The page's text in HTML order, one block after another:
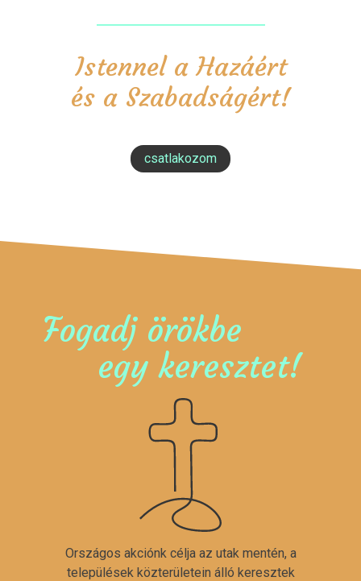
Istennel a Hazáért
és a Szabadságért!
csatlakozom
Fogadj örökbe
egy keresztet!
Országos akciónk célja az utak mentén, a
települések közterületein álló keresztek